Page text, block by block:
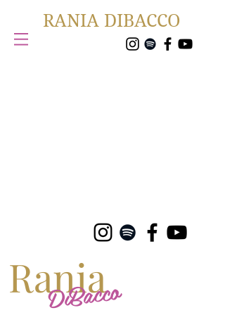
RANIA DIBACCO
Rania
DiBacco